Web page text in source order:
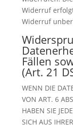
Widerruf
Widerruf
Fällen
(Art. 21
WENN DIE
VON ART. 6
HABEN SIE
SICH AUS